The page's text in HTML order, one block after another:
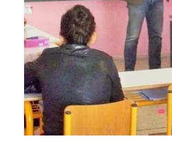
ΠΟΛΙΤΙΣΜΟΣ
ΑΝΘΕΚΤΙΚΗ
ΠΟΛΗ